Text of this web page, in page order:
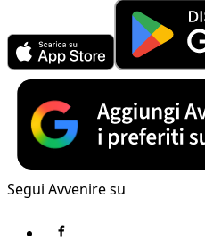
Segui Avvenire su